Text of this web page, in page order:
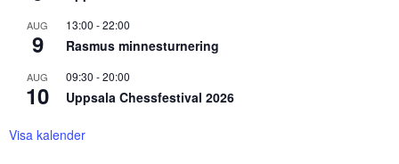
AUG
9
13:00 -22:00
Rasmus minnesturnering
AUG
10
09:30 -20:00
Uppsala Chessfestival 2026
Visa kalender